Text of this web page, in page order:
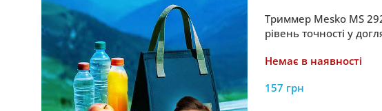
Триммер Mesko MS
рівень точності у
Немає в наявності
157 грн